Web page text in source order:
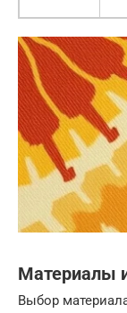
Материалы
Выбор